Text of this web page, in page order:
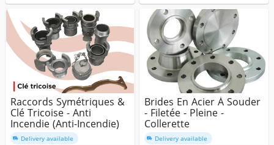
Raccords Symétriques &
Clé Tricoise - Anti
Incendie (Anti-Incendie)
Delivery available
Brides En Acier À Souder
- Filetée - Pleine -
Collerette
Delivery available